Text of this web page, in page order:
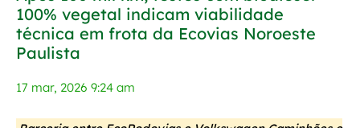
100% vegetal indicam viabilidade
técnica em frota da Ecovias Noroeste
Paulista
17 mar, 2026 9:24 am